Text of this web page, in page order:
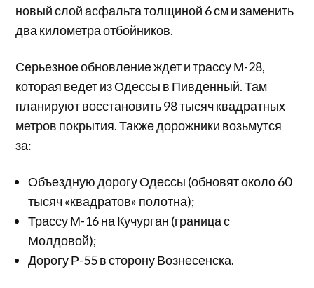
новый слой асфальта толщиной 6 см и заменить
два километра отбойников.
Серьезное обновление ждет и трассу М-28,
которая ведет из Одессы в Пивденный. Там
планируют восстановить 98 тысяч квадратных
метров покрытия. Также дорожники возьмутся
за:
Объездную дорогу Одессы (обновят около 60
тысяч «квадратов» полотна);
Трассу М-16 на Кучурган (граница с
Молдовой);
Дорогу Р-55 в сторону Вознесенска.